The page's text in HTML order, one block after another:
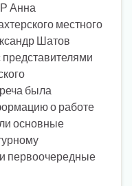
Анна
местного
Шатов
представителями
была
о работе
основные
первоочередные